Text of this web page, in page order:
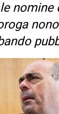
nomine